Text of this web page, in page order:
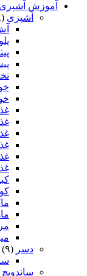
آموزش آشپزی
آشپزی (۴۱۸)
دسر (۹)
ساندویچ